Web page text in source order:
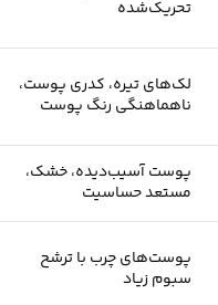
تحریک‌شده
لک‌های تیره، کدری پوست،
ناهماهنگی رنگ پوست
پوست آسیب‌دیده، خشک،
مستعد حساسیت
پوست‌های چرب با ترشح
سبوم زیاد